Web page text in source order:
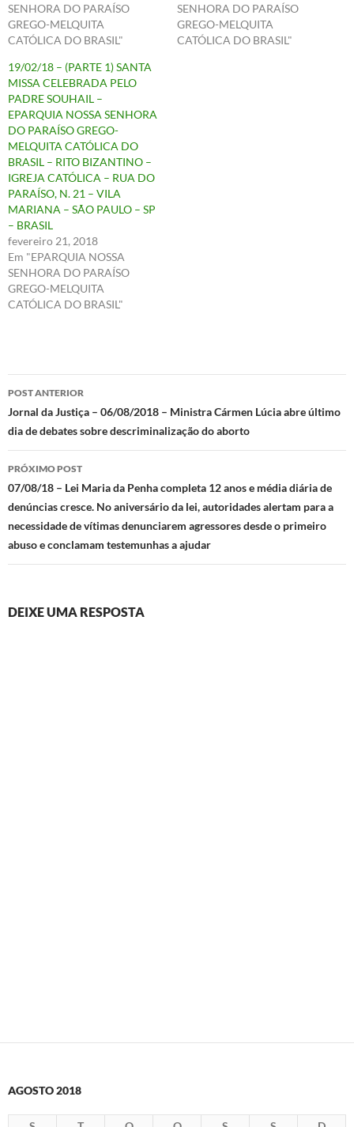
SENHORA DO PARAÍSO
GREGO-MELQUITA
CATÓLICA DO BRASIL"
SENHORA DO PARAÍSO
GREGO-MELQUITA
CATÓLICA DO BRASIL"
19/02/18 – (PARTE 1) SANTA
MISSA CELEBRADA PELO
PADRE SOUHAIL –
EPARQUIA NOSSA SENHORA
DO PARAÍSO GREGO-
MELQUITA CATÓLICA DO
BRASIL – RITO BIZANTINO –
IGREJA CATÓLICA – RUA DO
PARAÍSO, N. 21 – VILA
MARIANA – SÃO PAULO – SP
– BRASIL
fevereiro 21, 2018
Em "EPARQUIA NOSSA
SENHORA DO PARAÍSO
GREGO-MELQUITA
CATÓLICA DO BRASIL"
Navegação
de
posts
POST ANTERIOR
Jornal da Justiça – 06/08/2018 – Ministra Cármen Lúcia abre último
dia de debates sobre descriminalização do aborto
PRÓXIMO POST
07/08/18 – Lei Maria da Penha completa 12 anos e média diária de
denúncias cresce. No aniversário da lei, autoridades alertam para a
necessidade de vítimas denunciarem agressores desde o primeiro
abuso e conclamam testemunhas a ajudar
DEIXE UMA RESPOSTA
AGOSTO 2018